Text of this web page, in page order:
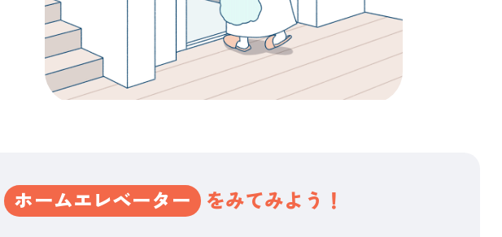
ホームエレベーター をみてみよう！